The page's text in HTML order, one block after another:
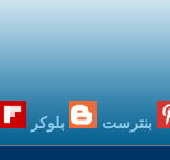
بنترست بلوكر